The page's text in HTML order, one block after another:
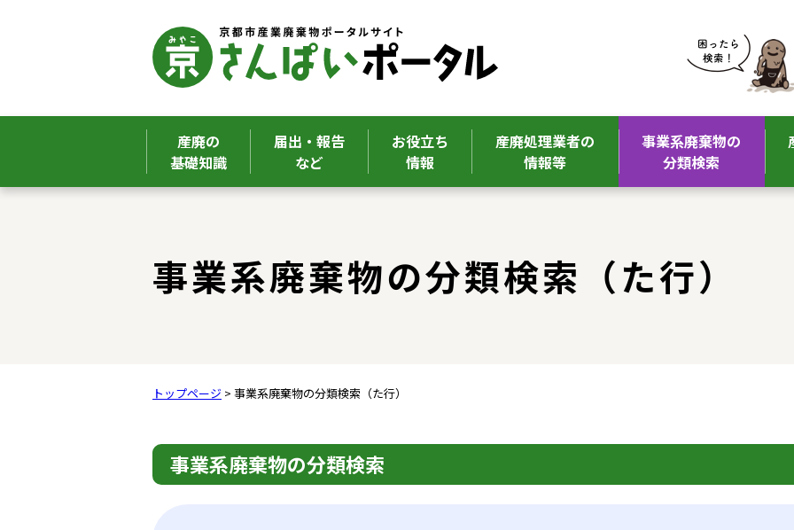
産廃の
基礎知識
届出・報告
など
お役立ち
情報
産廃処理業者の
情報等
事業系廃棄物の
分類検索
事業系廃棄物の分類検索（た行）
トップページ > 事業系廃棄物の分類検索（た行）
事業系廃棄物の分類検索